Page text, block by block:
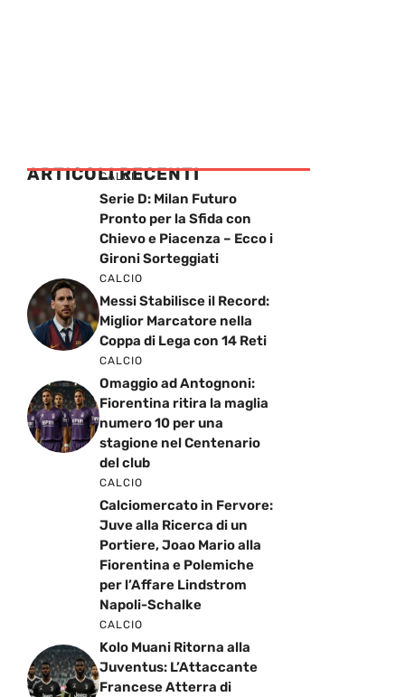
ARTICOLI RECENTI
CALCIO
Serie D: Milan Futuro
Pronto per la Sfida con
Chievo e Piacenza – Ecco i
Gironi Sorteggiati
CALCIO
Messi Stabilisce il Record:
Miglior Marcatore nella
Coppa di Lega con 14 Reti
CALCIO
Omaggio ad Antognoni:
Fiorentina ritira la maglia
numero 10 per una
stagione nel Centenario
del club
CALCIO
Calciomercato in Fervore:
Juve alla Ricerca di un
Portiere, Joao Mario alla
Fiorentina e Polemiche
per l’Affare Lindstrom
Napoli-Schalke
CALCIO
Kolo Muani Ritorna alla
Juventus: L’Attaccante
Francese Atterra di